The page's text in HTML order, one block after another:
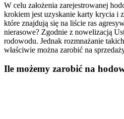
W celu założenia zarejestrowanej
krokiem jest uzyskanie karty krycia i
które znajdują się na liście ras
nierasowe? Zgodnie z nowelizacją
rodowodu. Jednak rozmnażanie
właściwie można zarobić na
Ile możemy zarobić na